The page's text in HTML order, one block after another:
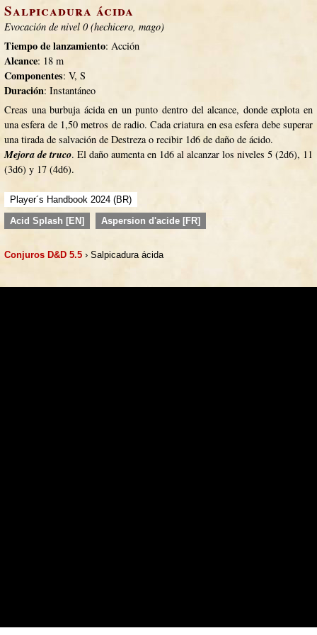
Salpicadura ácida
Evocación de nivel 0 (hechicero, mago)
Tiempo de lanzamiento: Acción
Alcance: 18 m
Componentes: V, S
Duración: Instantáneo
Creas una burbuja ácida en un punto dentro del alcance, donde explota en
una esfera de 1,50 metros de radio. Cada criatura en esa esfera debe superar
una tirada de salvación de Destreza o recibir 1d6 de daño de ácido.
Mejora de truco. El daño aumenta en 1d6 al alcanzar los niveles 5 (2d6), 11
(3d6) y 17 (4d6).
Player´s Handbook 2024 (BR)
Acid Splash [EN]
Aspersion d'acide [FR]
Conjuros D&D 5.5 › Salpicadura ácida